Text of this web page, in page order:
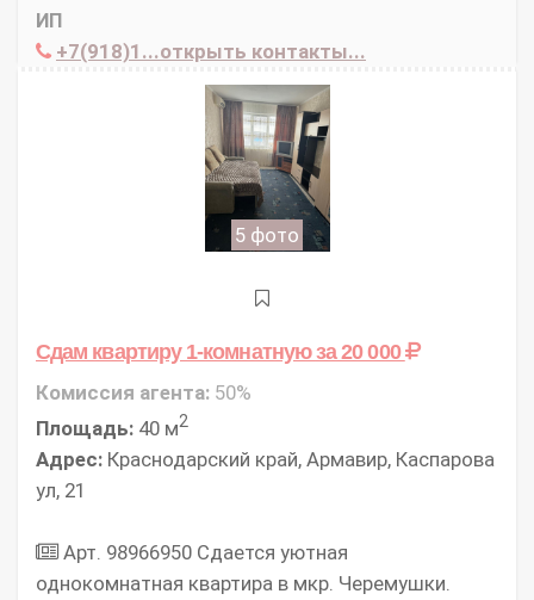
ИП
+7(918)1...открыть контакты...
5 фото
Сдам квартиру 1-комнатнуюза 20 000
Комиссия агента: 50%
Площадь: 40 м2
Адрес: Краснодарский край, Армавир, Каспарова
ул, 21
Арт. 98966950 Сдается уютная
однокомнатная квартира в мкр. Черемушки.